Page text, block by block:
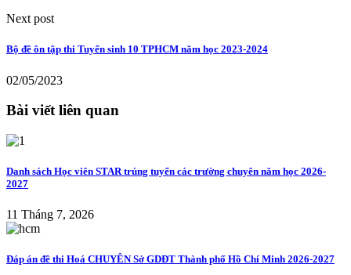
Next post
Bộ đề ôn tập thi Tuyển sinh 10 TPHCM năm học 2023-2024
02/05/2023
Bài viết liên quan
Danh sách Học viên STAR trúng tuyển các trường chuyên năm học 2026-
2027
11 Tháng 7, 2026
Đáp án đề thi Hoá CHUYÊN Sở GDĐT Thành phố Hồ Chí Minh 2026-2027